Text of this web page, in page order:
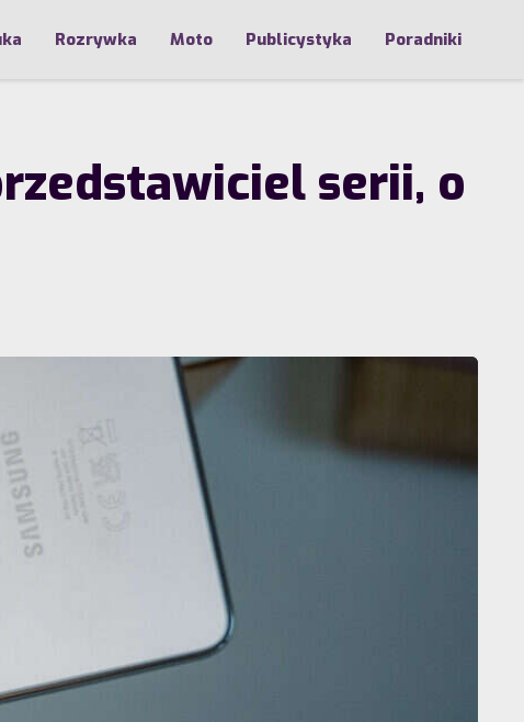
Rozrywka Moto Publicystyka Poradniki
serii, o